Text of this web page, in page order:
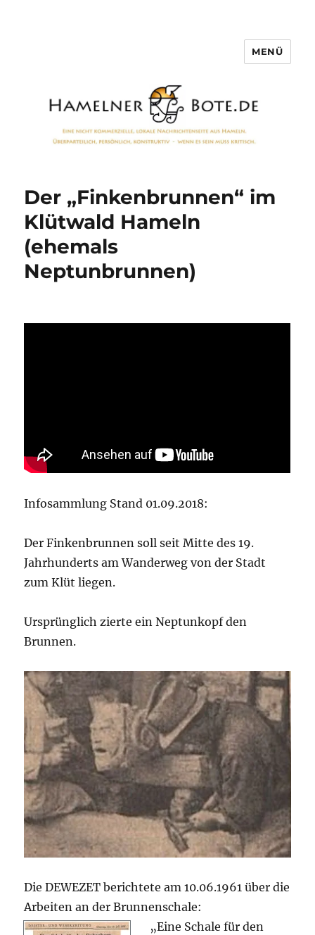
MENÜ
Der „Finkenbrunnen“ im
Klütwald Hameln
(ehemals
Neptunbrunnen)
Infosammlung Stand 01.09.2018:
Der Finkenbrunnen soll seit Mitte des 19.
Jahrhunderts am Wanderweg von der Stadt
zum Klüt liegen.
Ursprünglich zierte ein Neptunkopf den
Brunnen.
Die DEWEZET berichtete am 10.06.1961 über die
Arbeiten an der Brunnenschale:
„Eine Schale für den